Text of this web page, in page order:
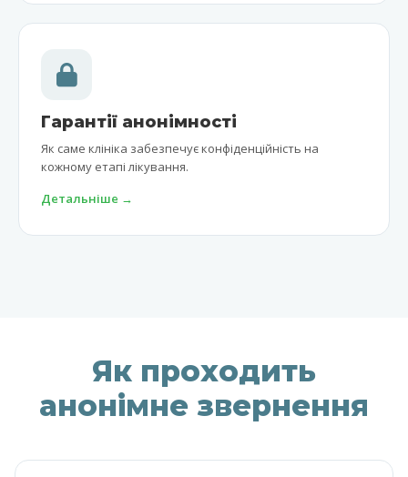
Гарантії анонімності
Як саме клініка забезпечує конфіденційність на
кожному етапі лікування.
Детальніше →
Як проходить
анонімне звернення